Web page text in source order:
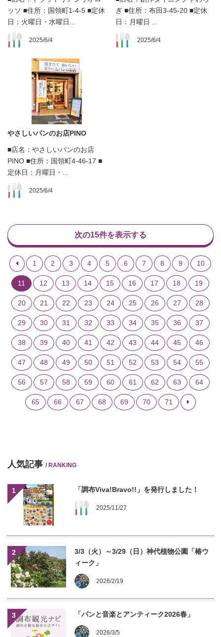
ッソ ■住所：国領町1-4-5 ■定休
日：火曜日・水曜日...
2025/6/4
ぎ ■住所：布田3-45-20 ■定休
日：月曜日 ...
2025/6/4
やさしいパンのお店PINO
■店名：やさしいパンのお店
PINO ■住所：国領町4-46-17 ■
定休日：月曜日・...
2025/6/4
次の15件を表示する
1 2 3 4 5 6 7 8 9 10
11 12 13 14 15 16 17 18 19
20 21 22 23 24 25 26 27 28
29 30 31 32 33 34 35 36 37
38 39 40 41 42 43 44 45 46
47 48 49 50 51 52 53 54 55
56 57 58 59 60 61 62 63 64
65 66 67 68 69 70 71
人気記事 / RANKING
1 「調布Viva!Bravo!!」を発行しました！
2025/11/27
2
3/3（火）～3/29（日）神代植物公園「椿ウ
ィーク」
2026/2/19
3 「パンと音楽とアンティーク2026春」
2026/3/5